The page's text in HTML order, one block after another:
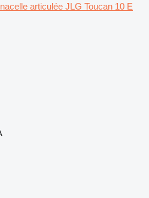
nacelle articulée JLG Toucan 10 E